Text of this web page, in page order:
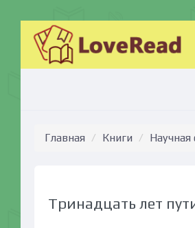
Главная Книги Научная
Тринадцать лет